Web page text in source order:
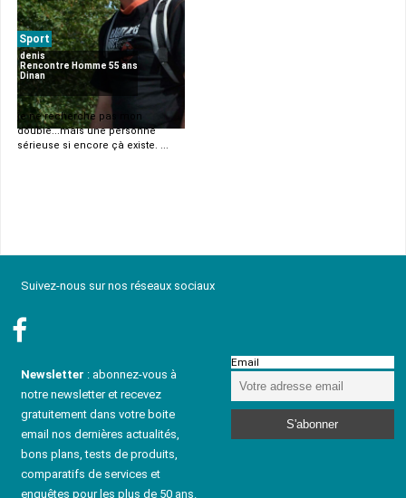
Sport
denis
Rencontre Homme 55 ans
Dinan
je ne recherche pas mon
double...mais une personne
sérieuse si encore çà existe. ...
Suivez-nous sur nos réseaux sociaux
Newsletter : abonnez-vous à
notre newsletter et recevez
gratuitement dans votre boite
email nos dernières actualités,
bons plans, tests de produits,
comparatifs de services et
enquêtes pour les plus de 50 ans.
Email